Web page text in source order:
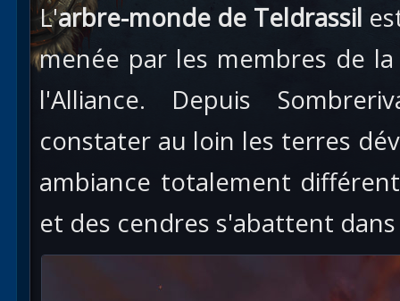
L'arbre-monde de Teldrassil
menée par les membres de
l'Alliance. Depuis
constater au loin les terres
ambiance totalement
et des cendres s'abattent